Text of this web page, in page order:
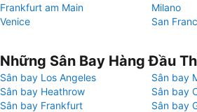
Frankfurt am Main
Milano
Venice
San
Những Sân Bay Hàng Đầu
Sân bay Los Angeles
Sân bay
Sân bay Heathrow
Sân bay
Sân bay Frankfurt
Sân bay